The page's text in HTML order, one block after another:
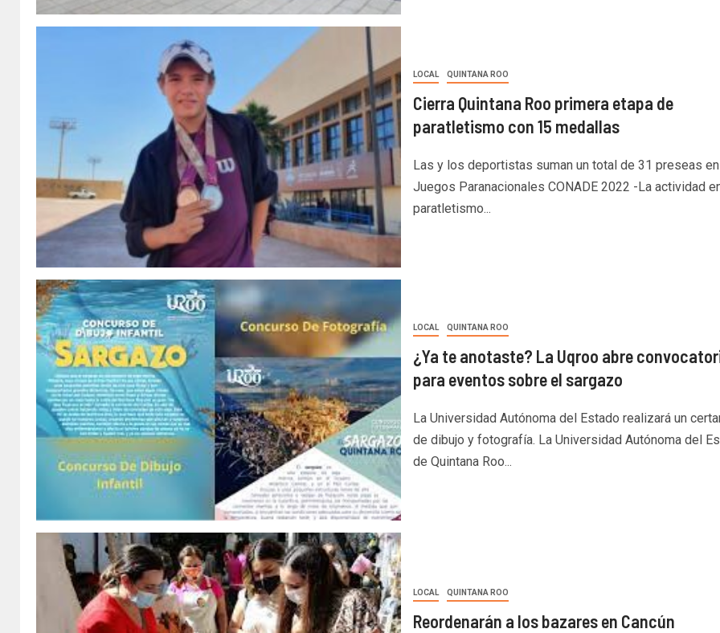
LOCAL QUINTANA ROO
Cierra Quintana Roo primera etapa de
paratletismo con 15 medallas
Las y los deportistas suman un total de 31 preseas
Juegos Paranacionales CONADE 2022 -La actividad
paratletismo...
LOCAL QUINTANA ROO
¿Ya te anotaste? La Uqroo abre
para eventos sobre el sargazo
La Universidad Autónoma del Estado realizará un
de dibujo y fotografía. La Universidad Autónoma del
de Quintana Roo...
LOCAL QUINTANA ROO
Reordenarán a los bazares en Cancún